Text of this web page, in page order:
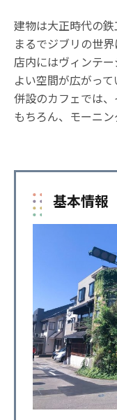
建物は大正時代の鉄
まるでジブリの世
店内にはヴィンテ
よい空間が広がって
併設のカフェでは
もちろん、モーニン
基本情報